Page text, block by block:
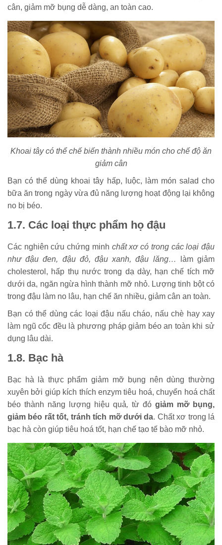
cân, giảm mỡ bụng dễ dàng, an toàn cao.
Khoai tây có thể chế biến thành nhiều món cho chế độ ăn
giảm cân
Bạn có thể dùng khoai tây hấp, luộc, làm món salad cho
bữa ăn trong ngày vừa đủ năng lượng hoạt động lại không
no bị béo.
1.7. Các loại thực phẩm họ đậu
Các nghiên cứu chứng minh chất xơ có trong các loại đậu
như đậu đen, đậu đỏ, đậu xanh, đậu lăng…
làm giảm
cholesterol, hấp thụ nước trong dạ dày, hạn chế tích mỡ
dưới da, ngăn ngừa hình thành mỡ nhỏ. Lượng tinh bột có
trong đậu làm no lâu, hạn chế ăn nhiều, giảm cân an toàn.
Bạn có thể dùng các loại đậu nấu cháo, nấu chè hay xay
làm ngũ cốc đều là phương pháp giảm béo an toàn khi sử
dụng lâu dài.
1.8. Bạc hà
Bạc hà là thực phẩm giảm mỡ bụng nên dùng thường
xuyên bởi giúp kích thích enzym tiêu hoá, chuyển hoá chất
béo thành năng lượng hiệu quả, từ đó giảm mỡ bụng,
giảm béo rất tốt, tránh tích mỡ dưới da. Chất xơ trong lá
bạc hà còn giúp tiêu hoá tốt, hạn chế tạo tế bào mỡ nhỏ.